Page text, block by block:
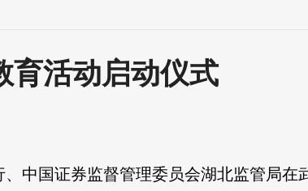
育活动启动仪式
中国证券监督管理委员会湖北监管局在